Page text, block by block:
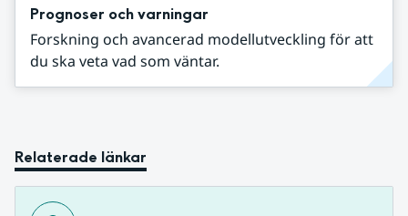
Prognoser och varningar
Forskning och avancerad modellutveckling för att
du ska veta vad som väntar.
Relaterade länkar